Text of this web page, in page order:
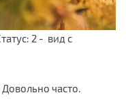
2 - вид с
часто.